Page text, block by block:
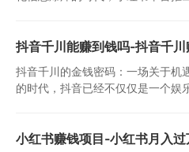
抖音千川能赚到钱吗-抖音千川
抖音千川的金钱密码：一场关于机
的时代，抖音已经不仅仅是一个娱
小红书赚钱项目-小红书月入过